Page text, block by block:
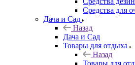
Средства для
Дача и Сад
Назад
Дача и Сад
Товары для отдыха
Назад
Товары для